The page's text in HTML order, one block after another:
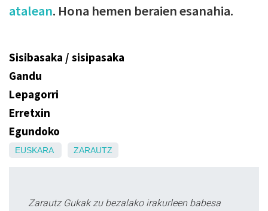
atalean. Hona hemen beraien esanahia.
Sisibasaka / sisipasaka
Gandu
Lepagorri
Erretxin
Egundoko
EUSKARA ZARAUTZ
Zarautz Gukak zu bezalako irakurleen babesa